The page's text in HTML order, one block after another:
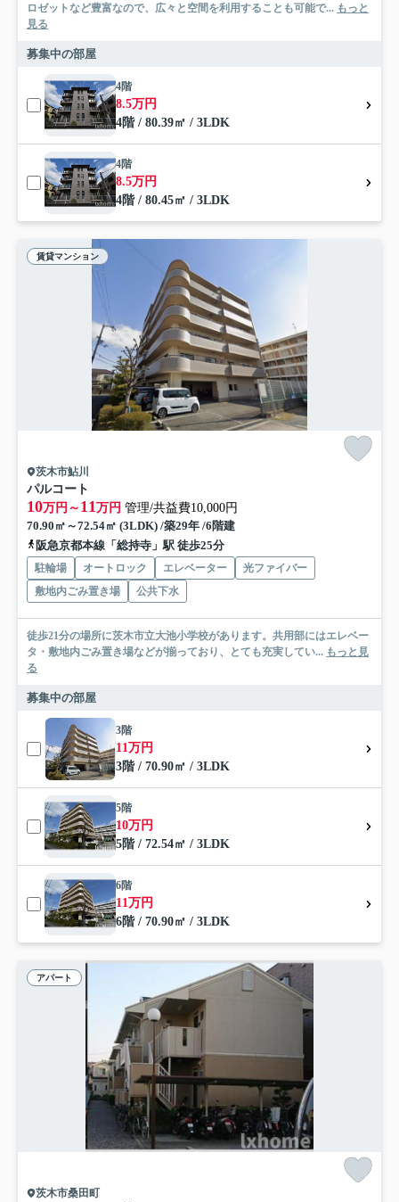
ロゼットなど豊富なので、広々と空間を利用することも可能で... もっと
見る
募集中の部屋
4階
8.5万円
4階 / 80.39㎡ / 3LDK
4階
8.5万円
4階 / 80.45㎡ / 3LDK
賃貸マンション
茨木市鮎川
パルコート
10万円～ 11 万円 管理/共益費10,000円
70.90㎡～72.54㎡ (3LDK) /築29年 /6階建
阪急京都本線「総持寺」駅 徒歩25分
駐輪場 オートロック エレベーター
光ファイバー
敷地内ごみ置き場
公共下水
徒歩21分の場所に茨木市立大池小学校があります。共用部にはエレベー
タ・敷地内ごみ置き場などが揃っており、とても充実してい... もっと見
る
募集中の部屋
3階
11万円
3階 / 70.90㎡ / 3LDK
5階
10万円
5階 / 72.54㎡ / 3LDK
6階
11万円
6階 / 70.90㎡ / 3LDK
アパート
茨木市桑田町